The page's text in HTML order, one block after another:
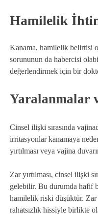
Hamilelik
Kanama, hamilelik belirtisi
sorununun da habercisi
değerlendirmek için bir
Yaralanmalar
Cinsel ilişki sırasında
irritasyonlar kanamaya
yırtılması veya vajina
Zar yırtılması, cinsel ilişki
gelebilir. Bu durumda hafif
hamilelik riski düşüktür. Zar
rahatsızlık hissiyle birlikte